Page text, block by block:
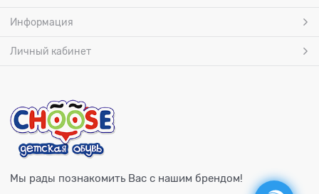
Информация
Личный кабинет
Мы рады познакомить Вас с нашим брендом!